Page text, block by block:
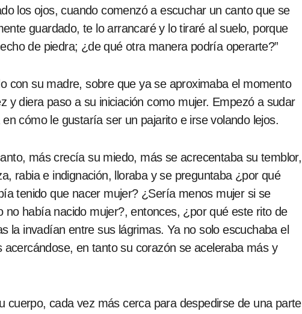
guardado, te lo arrancaré y lo tiraré al suelo, porque
de piedra; ¿de qué otra manera podría operarte?”
con su madre, sobre que ya se aproximaba el momento
y diera paso a su iniciación como mujer. Empezó a sudar
cómo le gustaría ser un pajarito e irse volando lejos.
más crecía su miedo, más se acrecentaba su temblor,
rabia e indignación, lloraba y se preguntaba ¿por qué
tenido que nacer mujer? ¿Sería menos mujer si se
no había nacido mujer?, entonces, ¿por qué este rito de
la invadían entre sus lágrimas. Ya no solo escuchaba el
en tanto su corazón se aceleraba más y
cuerpo, cada vez más cerca para despedirse de una parte